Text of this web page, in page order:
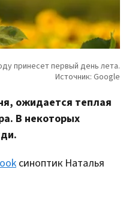
ожидается теплая
В некоторых
синоптик Наталья